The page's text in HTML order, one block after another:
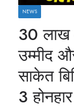
NEWS
30 लाख
उम्मीद
साकेत
3